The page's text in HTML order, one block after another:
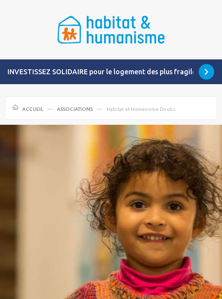
INVESTISSEZ SOLIDAIRE pour le logement des plus fragiles
ACCUEIL ASSOCIATIONS Habitat et Humanisme Doubs